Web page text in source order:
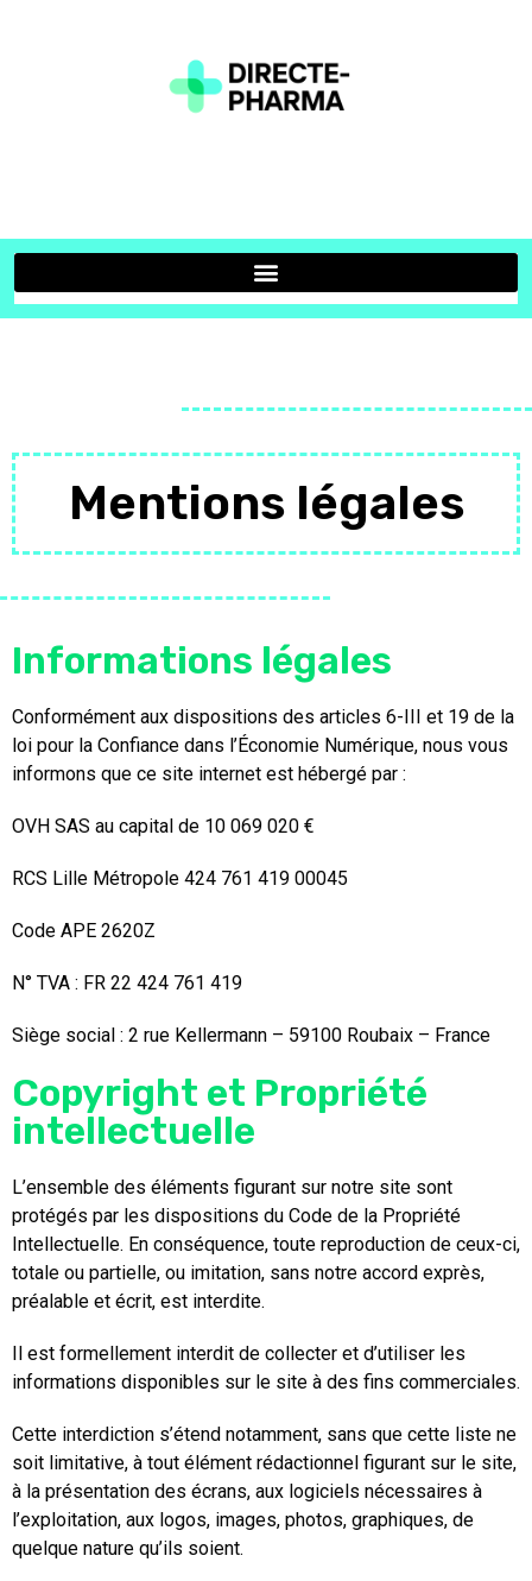
Mentions légales
Informations légales
Conformément aux dispositions des articles 6-III et 19 de la
loi pour la Confiance dans l’Économie Numérique, nous vous
informons que ce site internet est hébergé par :
OVH SAS au capital de 10 069 020 €
RCS Lille Métropole 424 761 419 00045
Code APE 2620Z
N° TVA : FR 22 424 761 419
Siège social : 2 rue Kellermann – 59100 Roubaix – France
Copyright et Propriété
intellectuelle
L’ensemble des éléments figurant sur notre site sont
protégés par les dispositions du Code de la Propriété
Intellectuelle. En conséquence, toute reproduction de ceux-ci,
totale ou partielle, ou imitation, sans notre accord exprès,
préalable et écrit, est interdite.
Il est formellement interdit de collecter et d’utiliser les
informations disponibles sur le site à des fins commerciales.
Cette interdiction s’étend notamment, sans que cette liste ne
soit limitative, à tout élément rédactionnel figurant sur le site,
à la présentation des écrans, aux logiciels nécessaires à
l’exploitation, aux logos, images, photos, graphiques, de
quelque nature qu’ils soient.